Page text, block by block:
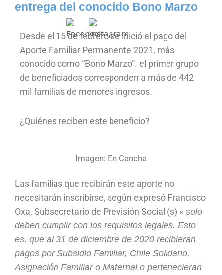
entrega del conocido Bono Marzo
Desde el 15 de febrero se inició el pago del
Aporte Familiar Permanente 2021, más
conocido como “Bono Marzo”. el primer grupo
de beneficiados corresponden a más de 442
mil familias de menores ingresos.
¿Quiénes reciben este beneficio?
Imagen: En Cancha
Las familias que recibirán este aporte no
necesitarán inscribirse, según expresó Francisco
Oxa, Subsecretario de Previsión Social (s) « solo
deben cumplir con los requisitos legales. Esto
es, que al 31 de diciembre de 2020 recibieran
pagos por Subsidio Familiar, Chile Solidario,
Asignación Familiar o Maternal o pertenecieran